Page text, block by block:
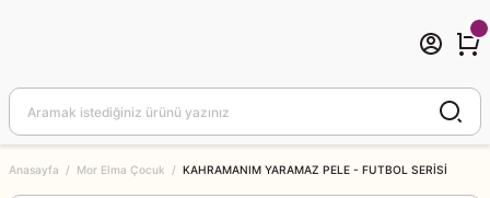
Anasayfa Mor Elma Çocuk KAHRAMANIM YARAMAZ PELE - FUTBOL SERİSİ